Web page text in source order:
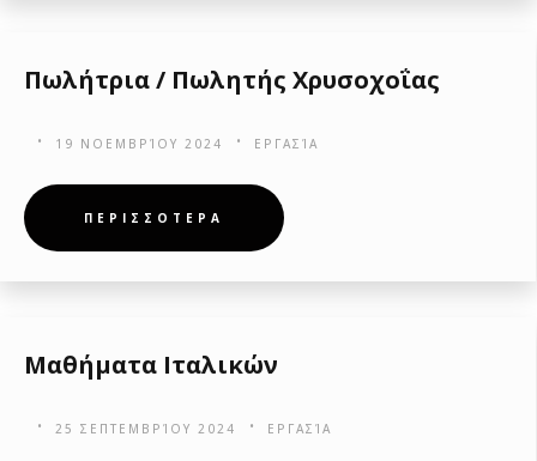
Πωλήτρια / Πωλητής Χρυσοχοΐας
19 ΝΟΕΜΒΡΊΟΥ 2024 ΕΡΓΑΣΊΑ
ΠΕΡΙΣΣΟΤΕΡΑ
Μαθήματα Ιταλικών
25 ΣΕΠΤΕΜΒΡΊΟΥ 2024 ΕΡΓΑΣΊΑ